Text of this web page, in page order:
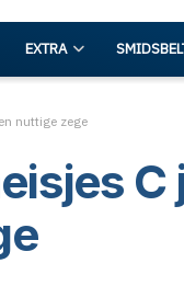
EXTRA
nuttige zege